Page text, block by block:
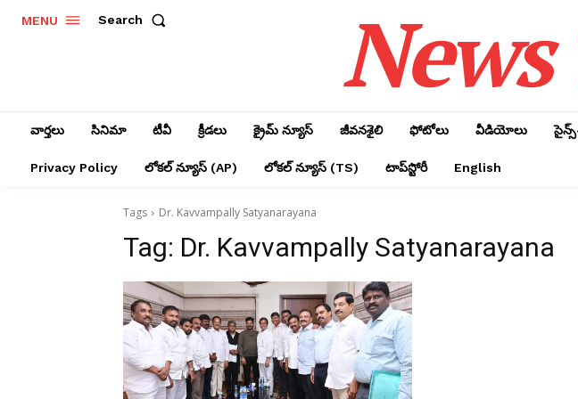
MENU Search
వార్తలు సినిమా టీవీ క్రీడలు క్రైమ్ న్యూస్‌ జీవనశైలి ఫోటోలు వీడియోలు
Privacy Policy లోక‌ల్ న్యూస్‌ (AP) లోక‌ల్ న్యూస్‌ (TS) టాప్‌స్టోరీ English
Tags Dr. Kavvampally Satyanarayana
Tag: Dr. Kavvampally Satyanarayana